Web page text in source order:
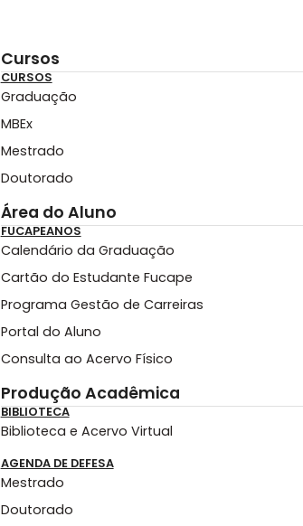
Cursos
CURSOS
Graduação
MBEx
Mestrado
Doutorado
Área do Aluno
FUCAPEANOS
Calendário da Graduação
Cartão do Estudante Fucape
Programa Gestão de Carreiras
Portal do Aluno
Consulta ao Acervo Físico
Produção Acadêmica
BIBLIOTECA
Biblioteca e Acervo Virtual
AGENDA DE DEFESA
Mestrado
Doutorado